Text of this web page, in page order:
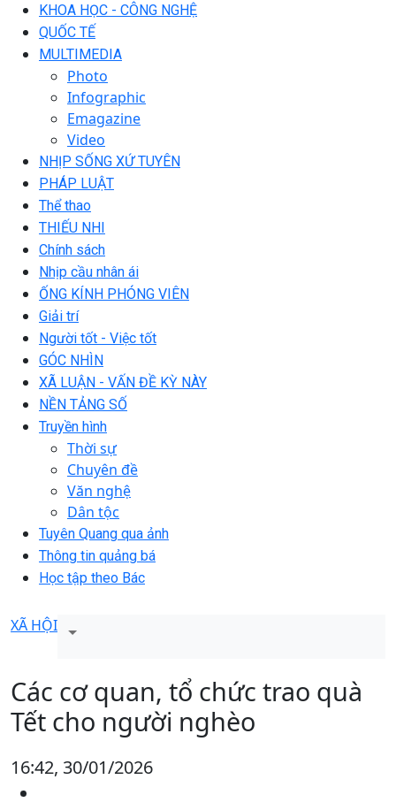
KHOA HỌC - CÔNG NGHỆ
QUỐC TẾ
MULTIMEDIA
Photo
Infographic
Emagazine
Video
NHỊP SỐNG XỨ TUYÊN
PHÁP LUẬT
Thể thao
THIẾU NHI
Chính sách
Nhịp cầu nhân ái
ỐNG KÍNH PHÓNG VIÊN
Giải trí
Người tốt - Việc tốt
GÓC NHÌN
XÃ LUẬN - VẤN ĐỀ KỲ NÀY
NỀN TẢNG SỐ
Truyền hình
Thời sự
Chuyên đề
Văn nghệ
Dân tộc
Tuyên Quang qua ảnh
Thông tin quảng bá
Học tập theo Bác
XÃ HỘI
Các cơ quan, tổ chức trao quà
Tết cho người nghèo
16:42, 30/01/2026